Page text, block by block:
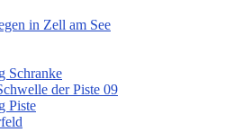
in Zell am See
Schranke
der Piste 09
Piste